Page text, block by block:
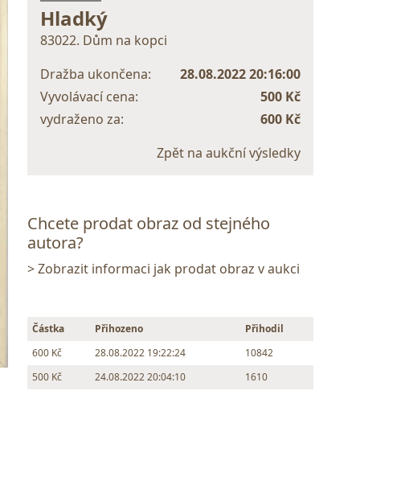
Hladký
83022. Dům na kopci
Dražba ukončena:
28.08.2022 20:16:00
Vyvolávací cena:
500 Kč
vydraženo za:
600 Kč
Zpět na aukční výsledky
Chcete prodat obraz od stejného
autora?
> Zobrazit informaci jak prodat obraz v aukci
Částka Přihozeno
Přihodil
600 Kč
28.08.2022 19:22:24
10842
500 Kč
24.08.2022 20:04:10 1610